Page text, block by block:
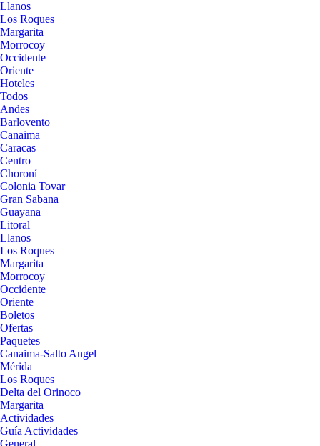
Llanos
Los Roques
Margarita
Morrocoy
Occidente
Oriente
Hoteles
Todos
Andes
Barlovento
Canaima
Caracas
Centro
Choroní
Colonia Tovar
Gran Sabana
Guayana
Litoral
Llanos
Los Roques
Margarita
Morrocoy
Occidente
Oriente
Boletos
Ofertas
Paquetes
Canaima-Salto Angel
Mérida
Los Roques
Delta del Orinoco
Margarita
Actividades
Guía Actividades
General